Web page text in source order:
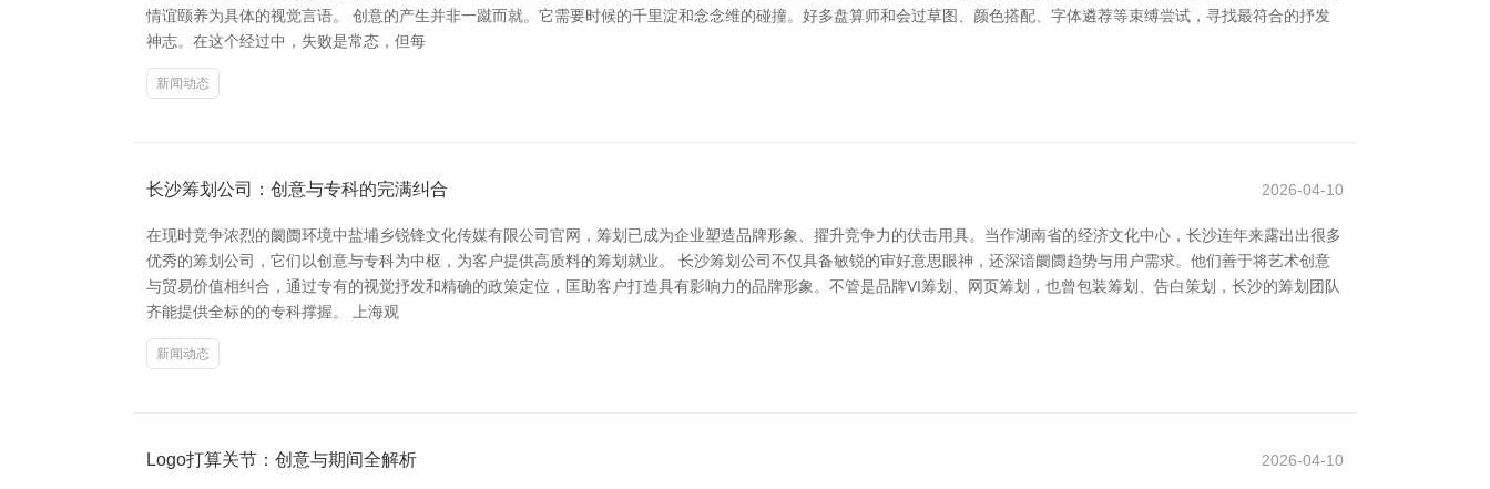
情谊颐养为具体的视觉言语。 创意的产生并非一蹴而就。它需要时候的千里淀和念念维的碰撞。好多盘算师和会过草图、颜色搭配、字体遴荐等束缚尝试，寻找最符合的抒发
神志。在这个经过中，失败是常态，但每
新闻动态
长沙筹划公司：创意与专科的完满纠合 2026-04-10
在现时竞争浓烈的阛阓环境中盐埔乡锐锋文化传媒有限公司官网，筹划已成为企业塑造品牌形象、擢升竞争力的伏击用具。当作湖南省的经济文化中心，长沙连年来露出出很多
优秀的筹划公司，它们以创意与专科为中枢，为客户提供高质料的筹划就业。 长沙筹划公司不仅具备敏锐的审好意思眼神，还深谙阛阓趋势与用户需求。他们善于将艺术创意
与贸易价值相纠合，通过专有的视觉抒发和精确的政策定位，匡助客户打造具有影响力的品牌形象。不管是品牌VI筹划、网页筹划，也曾包装筹划、告白策划，长沙的筹划团队
齐能提供全标的的专科撑握。 上海观
新闻动态
Logo打算关节：创意与期间全解析 2026-04-10